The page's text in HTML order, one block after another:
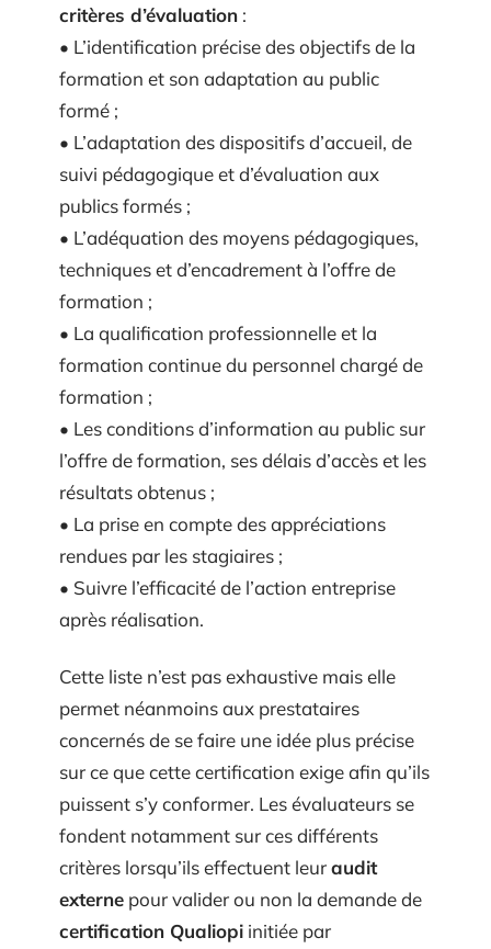
critères d’évaluation :
• L’identification précise des objectifs de la
formation et son adaptation au public
formé ;
• L’adaptation des dispositifs d’accueil, de
suivi pédagogique et d’évaluation aux
publics formés ;
• L’adéquation des moyens pédagogiques,
techniques et d’encadrement à l’offre de
formation ;
• La qualification professionnelle et la
formation continue du personnel chargé de
formation ;
• Les conditions d’information au public sur
l’offre de formation, ses délais d’accès et les
résultats obtenus ;
• La prise en compte des appréciations
rendues par les stagiaires ;
• Suivre l’efficacité de l’action entreprise
après réalisation.
Cette liste n’est pas exhaustive mais elle
permet néanmoins aux prestataires
concernés de se faire une idée plus précise
sur ce que cette certification exige afin qu’ils
puissent s’y conformer. Les évaluateurs se
fondent notamment sur ces différents
critères lorsqu’ils effectuent leuraudit
externe pour valider ou non la demande de
certification Qualiopi initiée par